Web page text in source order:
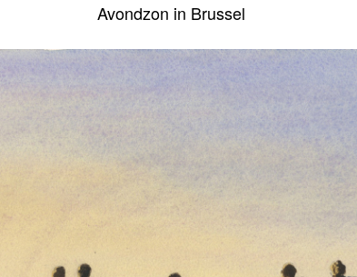
Avondzon in Brussel